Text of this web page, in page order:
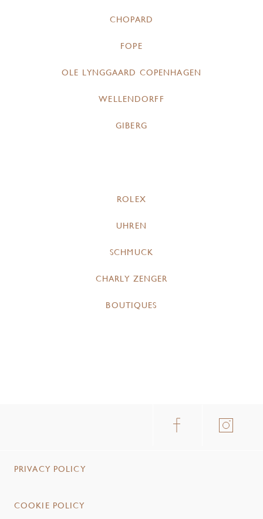
CHOPARD
FOPE
OLE LYNGGAARD COPENHAGEN
WELLENDORFF
GIBERG
ROLEX
UHREN
SCHMUCK
CHARLY ZENGER
BOUTIQUES
PRIVACY POLICY
COOKIE POLICY